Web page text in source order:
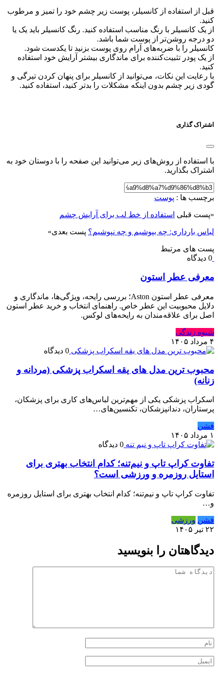
قبل از استفاده از کانسیلر، پوست زیر چشم خود را تمیز و مرطوب
کنید.
از یک کانسیلر با رنگ مناسب استفاده کنید. رنگ کانسیلر باید یک یا
دو درجه روشن‌تر از پوست شما باشد.
کانسیلر را با ضربه‌های آرام روی پوست بزنید تا یکدست شود.
از یک پودر تثبیت‌کننده برای ماندگاری بیشتر آرایش خود استفاده
کنید.
با رعایت این نکات، می‌توانید از کانسیلر برای پنهان کردن تیرگی و
گودی زیر چشم بدون اینکه مشکلات را بدتر کنید، استفاده کنید.
اشتراک گذاری
با استفاده از روش‌های زیر می‌توانید این صفحه را با دوستان خود به
اشتراک بگذارید.
برچسب ها : پوست
«پست قبلی استفاده از خط لب برای آرایش چشم
لباس بارداری: چه بپوشیم و چه نپوشیم؟ پست بعدی»
پست های مرتبط
0 دیدگاه
معرفی عطر استون
معرفی عطر استون Aston؛ بررسی رایحه، ویژگی‌ها، ماندگاری و
دلایل محبوبیت این عطر خاص. راهنمای انتخاب و خرید عطر استون
اصل برای علاقه‌مندان به رایحه‌های لوکس.
شیوه زندگی
۴ مرداد ۱۴۰۵
0 دیدگاه
محبوب ترین مدل های یقه اسکراب پزشکی (مردانه و
زنانه)
اسکراب پزشکی یکی از مهم‌ترین لباس‌های کاری برای پزشکان،
پرستاران، دندانپزشکان، تکنسین‌های…
فشن
۱ مرداد ۱۴۰۵
0 دیدگاه
تفاوت کراپ تاپ و نیم‌تنه؛ کدام انتخاب بهتری برای
استایل روزمره و ورزشی است؟
تفاوت کراپ تاپ و نیم‌تنه؛ کدام انتخاب بهتری برای استایل روزمره
و…
فشن ورزشی
۲۲ تیر ۱۴۰۵
دیدگاهتان را بنویسید